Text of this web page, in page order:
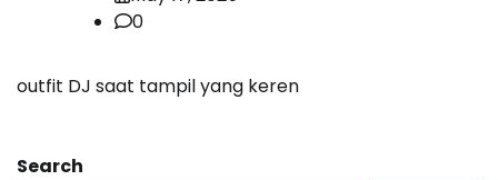
0
outfit DJ saat tampil yang keren
Search